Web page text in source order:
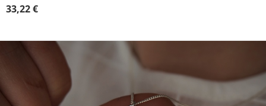
33,22 €